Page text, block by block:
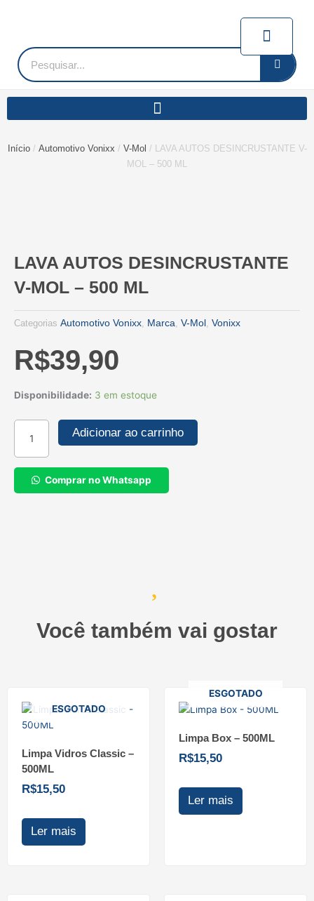
conteúdoPesquisar
Início/ Automotivo Vonixx / V-Mol / LAVA AUTOS DESINCRUSTANTE V-
MOL – 500 ML
LAVA AUTOS DESINCRUSTANTE
V-MOL – 500 ML
Categorias Automotivo Vonixx, Marca, V-Mol, Vonixx
R$39,90
Disponibilidade: 3 em estoque
LAVA
DESINCRUSTANTE
MOL
-
Adicionar ao carrinho
Comprar no Whatsapp
Você também vai gostar
ESGOTADO
Limpa Vidros Classic –
500ML
R$15,50
Ler mais
ESGOTADO
Limpa Box – 500ML
R$15,50
Ler mais